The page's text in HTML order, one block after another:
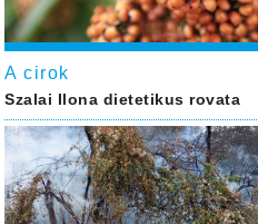
A cirok
Szalai Ilona dietetikus rovata